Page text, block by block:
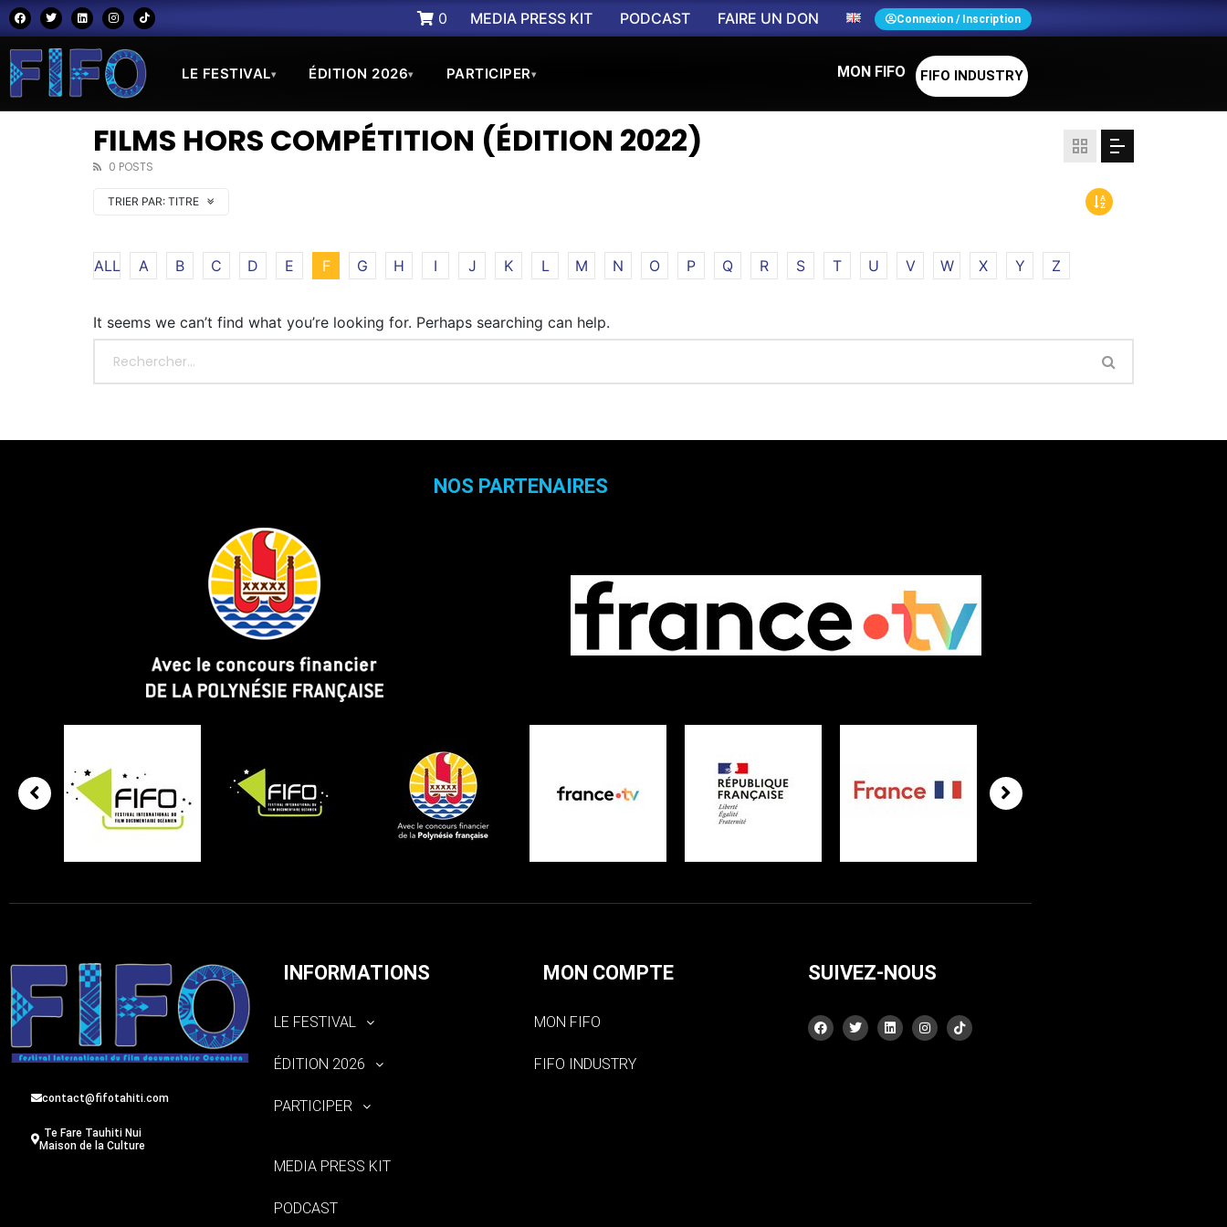
0 MEDIA PRESS KIT PODCAST FAIRE UN DON Connexion / Inscription
LE FESTIVAL▾ ÉDITION 2026▾ PARTICIPER▾ MON FIFO FIFO INDUSTRY
FILMS HORS COMPÉTITION (ÉDITION 2022)
0 POSTS
TRIER PAR: TITRE
ALL A B C D E F G H I J K L M N O P Q R S T U V W X Y Z
It seems we can’t find what you’re looking for. Perhaps searching can help.
NOS PARTENAIRES
contact@fifotahiti.com
Te Fare Tauhiti Nui
Maison de la Culture
INFORMATIONS
LE FESTIVAL
ÉDITION 2026
PARTICIPER
MEDIA PRESS KIT
PODCAST
MON COMPTE
MON FIFO
FIFO INDUSTRY
SUIVEZ-NOUS